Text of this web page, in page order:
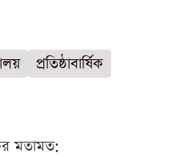
প্রতিষ্ঠাবার্ষিক
মতামত: